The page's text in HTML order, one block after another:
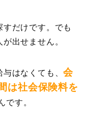
だけです。でも
出せません。
与はなくても、会
は社会保険料を
です。